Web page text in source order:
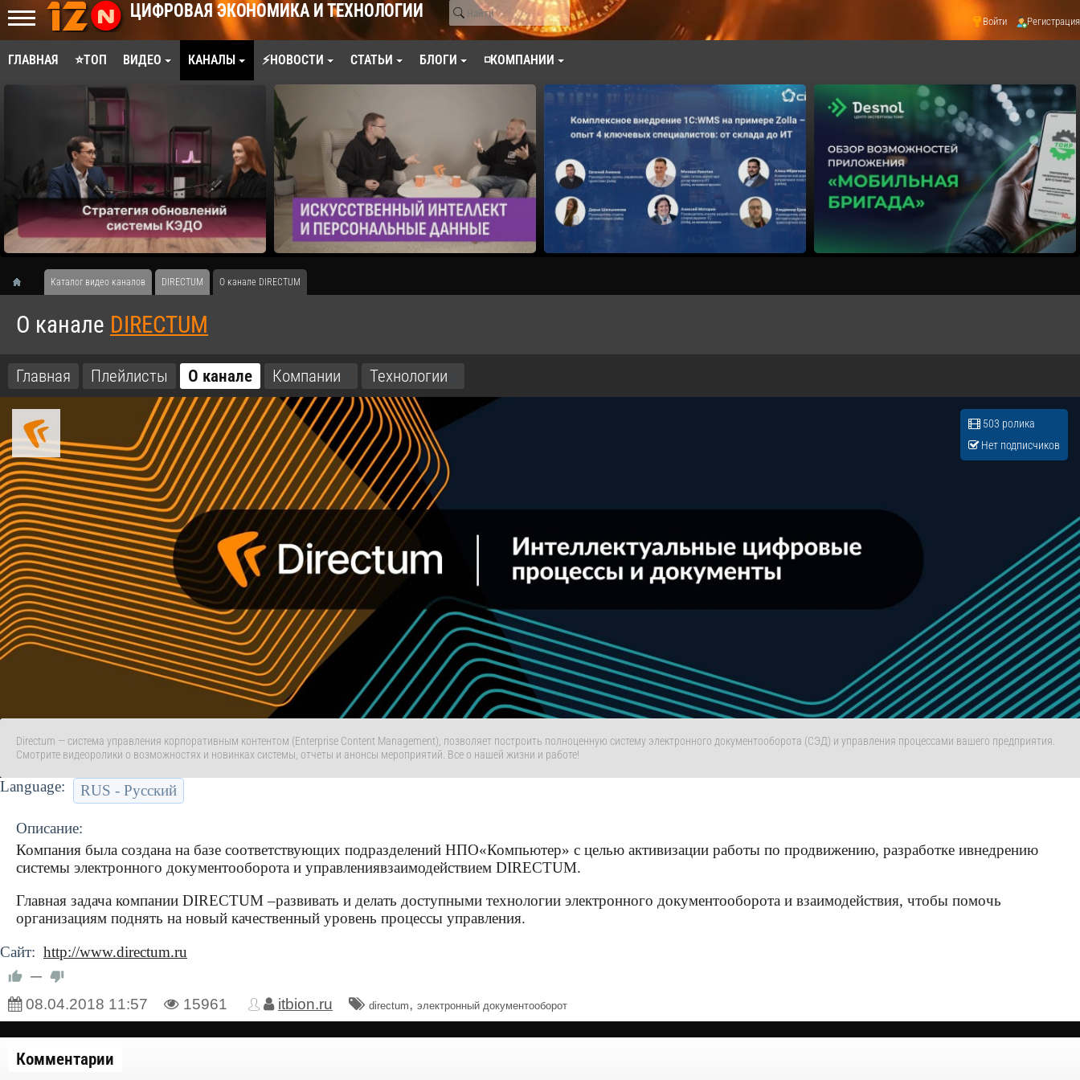
ЦИФРОВАЯ ЭКОНОМИКА И ТЕХНОЛОГИИ Войти Регистрация
ГЛАВНАЯ ⭐ТОП ВИДЕО КАНАЛЫ ⚡НОВОСТИ СТАТЬИ БЛОГИ ◽КОМПАНИИ
Каталог видео каналов DIRECTUM О канале DIRECTUM
О канале DIRECTUM
Главная Плейлисты О канале Компании Технологии 2
503 ролика
Нет подписчиков
Directum — система управления корпоративным контентом (Enterprise Content Management), позволяет построить полноценную систему электронного документооборота (СЭД) и управления процессами вашего предприятия.
Смотрите видеоролики о возможностях и новинках системы, отчеты и анонсы мероприятий. Все о нашей жизни и работе!
Language: RUS - Русский
Описание:
Компания была создана на базе соответствующих подразделений НПО«Компьютер» с целью активизации работы по продвижению, разработке ивнедрению
системы электронного документооборота и управлениявзаимодействием DIRECTUM.
Главная задача компании DIRECTUM –развивать и делать доступными технологии электронного документооборота и взаимодействия, чтобы помочь
организациям поднять на новый качественный уровень процессы управления.
Сайт: http://www.directum.ru
—
08.04.2018 11:57 15961 itbion.ru directum, электронный документооборот
Комментарии